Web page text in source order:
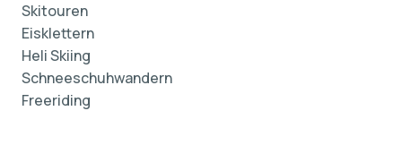
Skitouren
Eisklettern
Heli Skiing
Schneeschuhwandern
Freeriding